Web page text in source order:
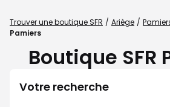
Trouver une boutique SFR Ariège
Pamiers
Boutique SFR
Votre recherche